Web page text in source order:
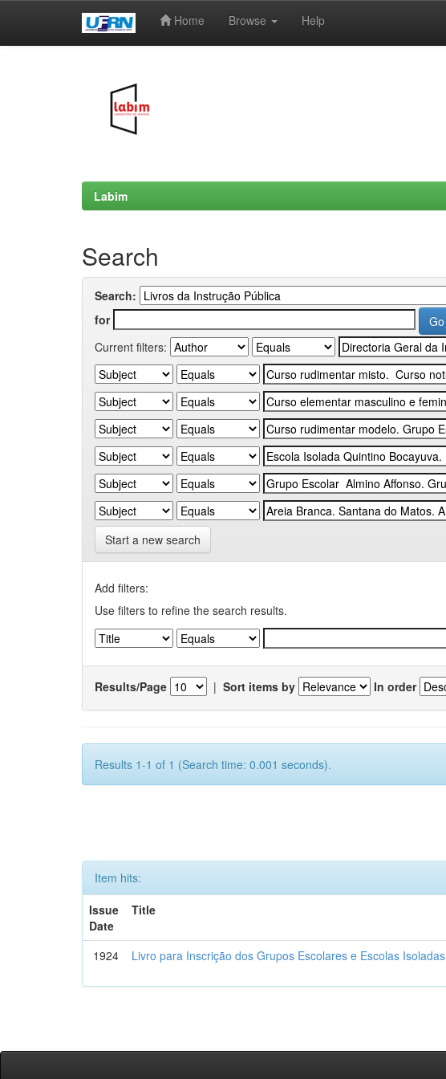
Home Browse Help
Labim
Search
Search:
for
Current filters:
Start a new search
Add filters:
Use filters to refine the search results.
Results/Page | Sort items by In order
Results 1-1 of 1 (Search time: 0.001 seconds).
Item hits:
Issue
Date
Title
1924 Livro para Inscrição dos Grupos Escolares e Escolas Isoladas